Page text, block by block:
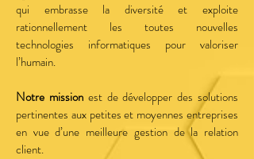
qui embrasse la diversité et exploite
rationnellement les toutes nouvelles
technologies informatiques pour valoriser
l’humain.
Notre mission est de développer des solutions
pertinentes aux petites et moyennes entreprises
en vue d’une meilleure gestion de la relation
client.